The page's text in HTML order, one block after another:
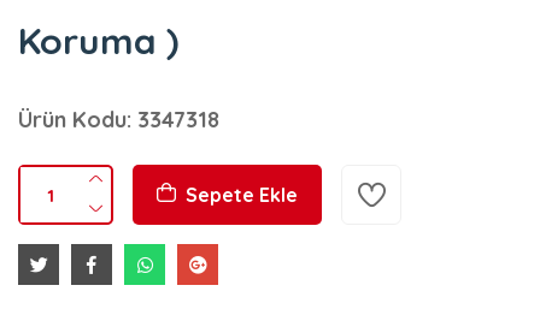
Koruma )
Ürün Kodu: 3347318
Sepete Ekle